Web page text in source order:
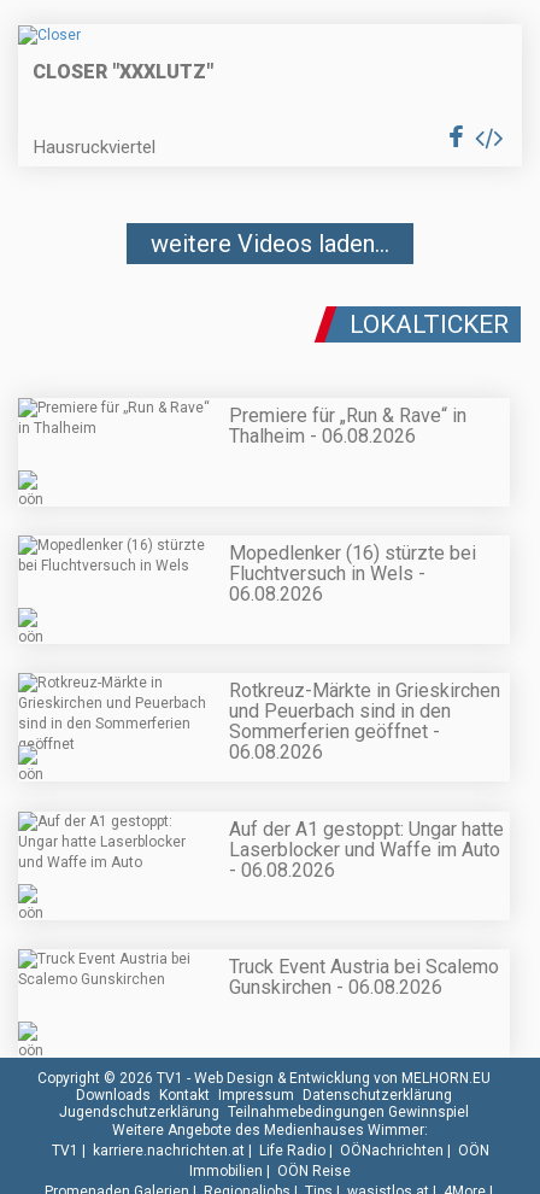
CLOSER "XXXLUTZ"
Hausruckviertel
weitere Videos laden...
LOKALTICKER
Premiere für „Run & Rave“ in
Thalheim - 06.08.2026
Mopedlenker (16) stürzte bei
Fluchtversuch in Wels -
06.08.2026
Rotkreuz-Märkte in Grieskirchen
und Peuerbach sind in den
Sommerferien geöffnet -
06.08.2026
Auf der A1 gestoppt: Ungar hatte
Laserblocker und Waffe im Auto
- 06.08.2026
Truck Event Austria bei Scalemo
Gunskirchen - 06.08.2026
Copyright © 2026 TV1 - Web Design & Entwicklung von MELHORN.EU
Downloads Kontakt Impressum Datenschutzerklärung
Jugendschutzerklärung Teilnahmebedingungen Gewinnspiel
Weitere Angebote des Medienhauses Wimmer:
TV1 | karriere.nachrichten.at| Life Radio| OÖNachrichten | OÖN
Immobilien | OÖN Reise